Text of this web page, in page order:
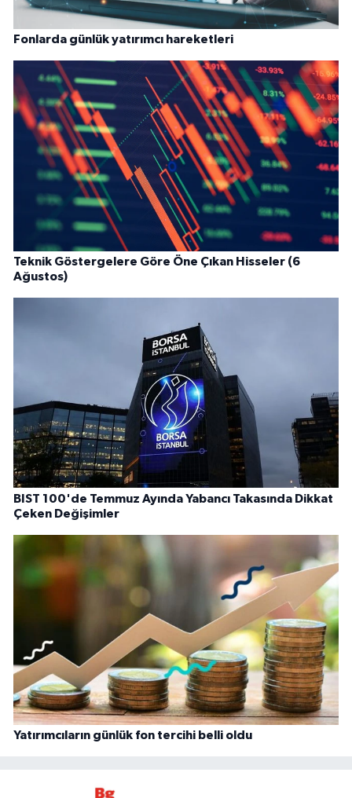
Fonlarda günlük yatırımcı hareketleri
Teknik Göstergelere Göre Öne Çıkan Hisseler (6
Ağustos)
BIST 100'de Temmuz Ayında Yabancı Takasında Dikkat
Çeken Değişimler
Yatırımcıların günlük fon tercihi belli oldu